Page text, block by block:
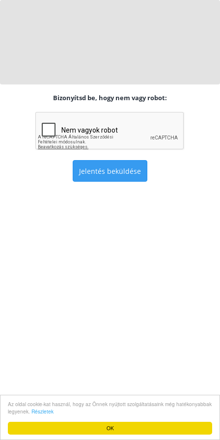
OK
Az oldal cookie-kat használ, hogy az Önnek nyújtott szolgáltatásaink még hatékonyabbak
legyenek. Részletek
Bizonyítsd be, hogy nem vagy robot:
Jelentés beküldése